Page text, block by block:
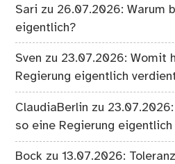
Sari zu 26.07.2026: Warum
eigentlich?
Sven zu 23.07.2026: Womit
Regierung eigentlich
ClaudiaBerlin zu
so eine Regierung
Bock zu13.07.2026: